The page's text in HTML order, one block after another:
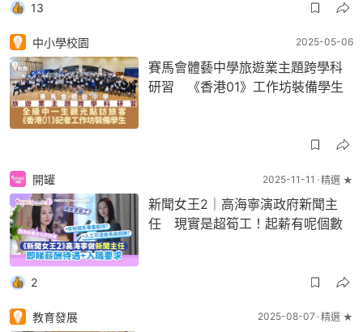
13
中小學校園 2025-05-06
賽馬會體藝中學旅遊業主題跨學科
研習 《香港01》工作坊裝備學生
開罐 2025-11-11 精選 ★
新聞女王2｜高海寧演政府新聞主
任 現實是超筍工！起薪有呢個數
2
教育發展 2025-08-07 精選 ★